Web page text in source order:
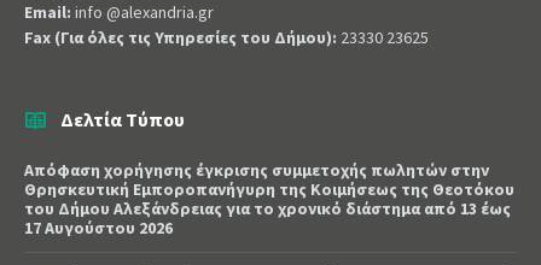
Email: info @alexandria.gr
Fax (Για όλες τις Υπηρεσίες του Δήμου): 23330 23625
Δελτία Τύπου
Απόφαση χορήγησης έγκρισης συμμετοχής πωλητών στην
Θρησκευτική Εμποροπανήγυρη της Κοιμήσεως της Θεοτόκου
του Δήμου Αλεξάνδρειας για το χρονικό διάστημα από 13 έως
17 Αυγούστου 2026